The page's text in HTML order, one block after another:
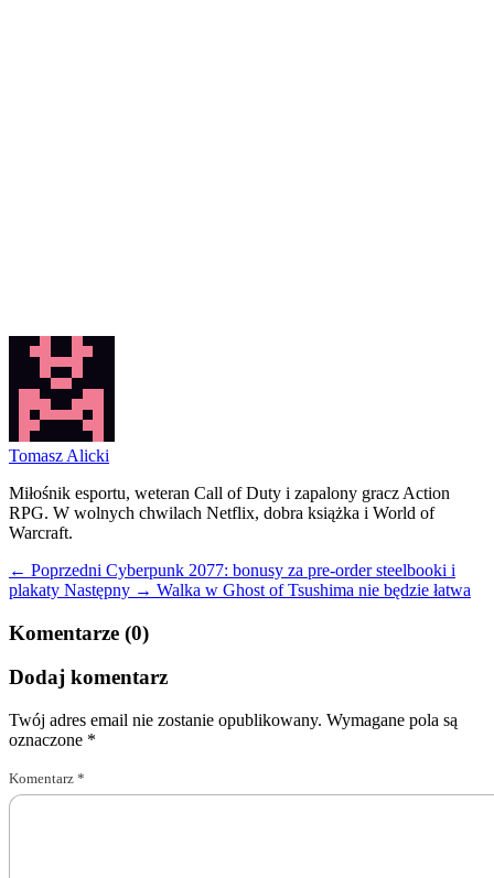
Tomasz Alicki
Miłośnik esportu, weteran Call of Duty i zapalony gracz Action
RPG. W wolnych chwilach Netflix, dobra książka i World of
Warcraft.
← Poprzedni Cyberpunk 2077: bonusy za pre-order steelbooki i
plakaty Następny → Walka w Ghost of Tsushima nie będzie łatwa
Komentarze (0)
Dodaj komentarz
Twój adres email nie zostanie opublikowany. Wymagane pola są
oznaczone *
Komentarz *